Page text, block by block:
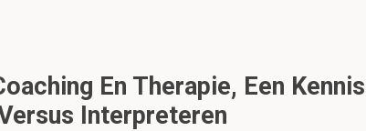
En Therapie, Een
Interpreteren